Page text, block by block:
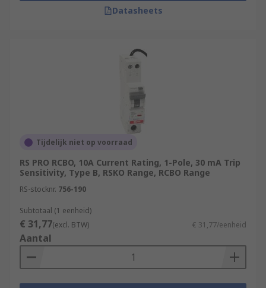
Datasheets
Tijdelijk niet op voorraad
RS PRO RCBO, 10A Current Rating, 1-Pole, 30 mA Trip
Sensitivity, Type B, RSKO Range, RCBO Range
RS-stocknr. 756-190
Subtotaal (1 eenheid)
€ 31,77(excl. BTW) € 31,77/eenheid
Aantal